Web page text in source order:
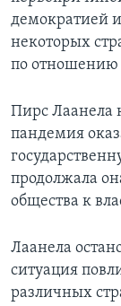
демократией
некоторых
по отношению
Пирс Лаанела
пандемия
продолжала
общества к
Лаанела
ситуация
различных